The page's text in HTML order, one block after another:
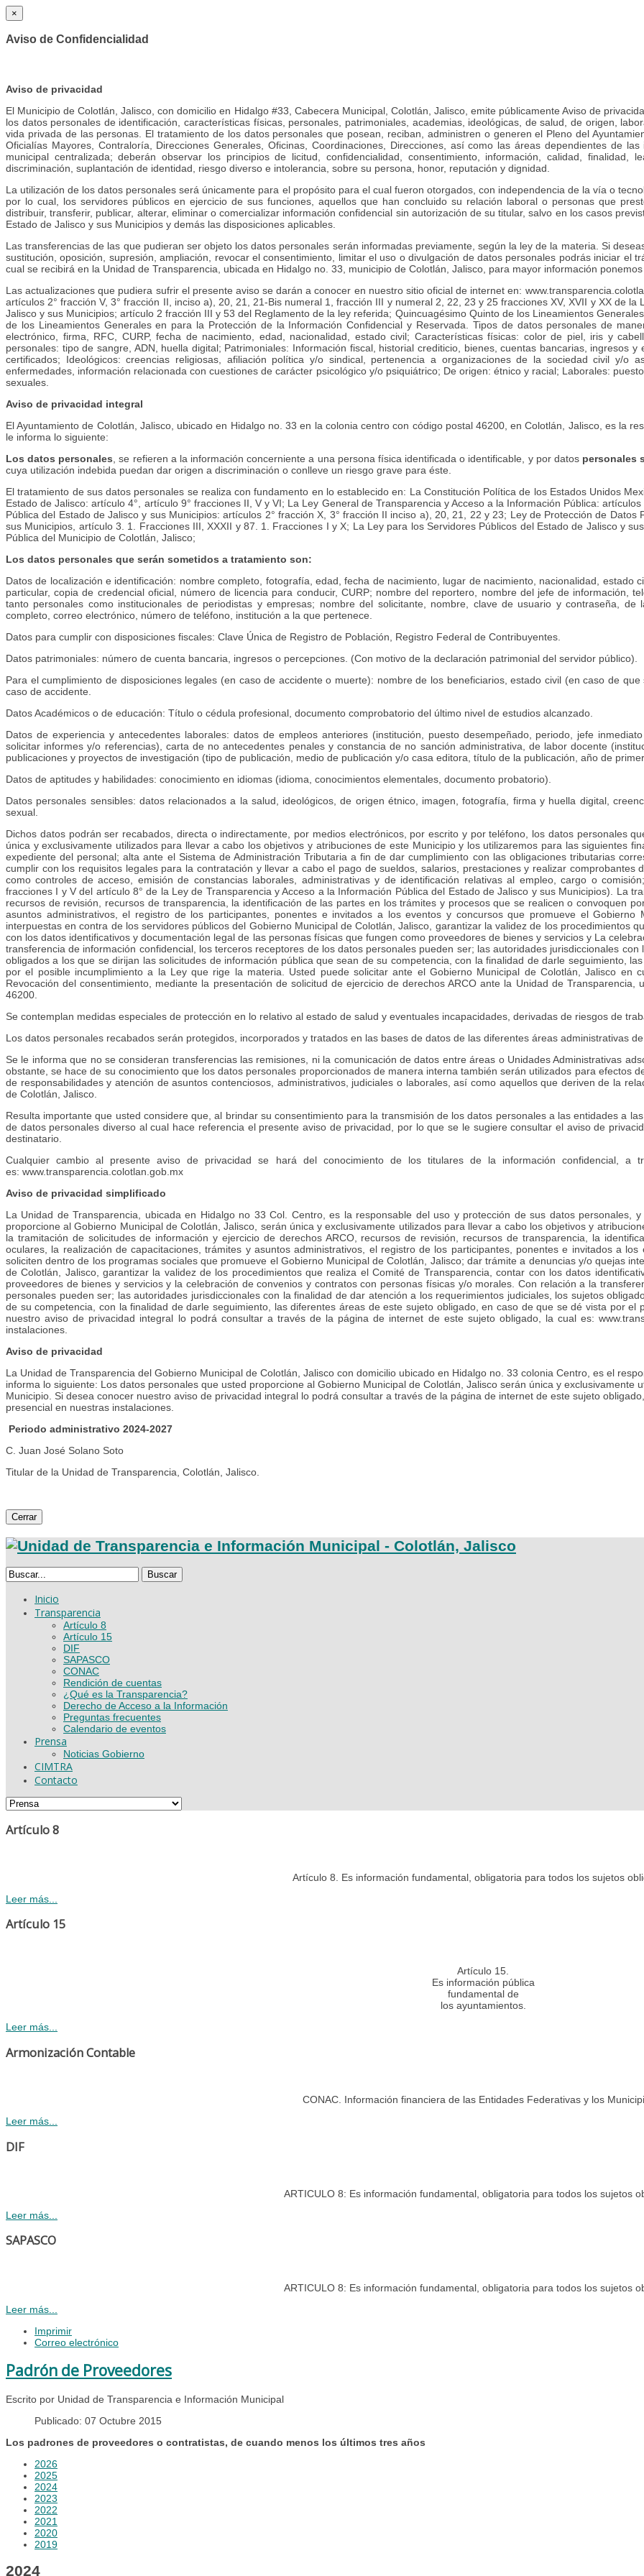
×
Aviso de Confidencialidad
Aviso de privacidad
El Municipio de Colotlán, Jalisco, con domicilio en Hidalgo #33, Cabecera Municipal, Colotlán, Jalisco, emite públicamente Aviso de
los datos personales de identificación, características físicas, personales, patrimoniales, academias, ideológicas, de salud, de origen,
vida privada de las personas. El tratamiento de los datos personales que posean, reciban, administren o generen el Pleno del
Oficialías Mayores, Contraloría, Direcciones Generales, Oficinas, Coordinaciones, Direcciones, así como las áreas dependientes de
municipal centralizada; deberán observar los principios de licitud, confidencialidad, consentimiento, información, calidad, finalidad,
discriminación, suplantación de identidad, riesgo diverso e intolerancia, sobre su persona, honor, reputación y dignidad.
La utilización de los datos personales será únicamente para el propósito para el cual fueron otorgados, con independencia de la vía o
por lo cual, los servidores públicos en ejercicio de sus funciones, aquellos que han concluido su relación laboral o personas que
distribuir, transferir, publicar, alterar, eliminar o comercializar información confidencial sin autorización de su titular, salvo en los casos
Estado de Jalisco y sus Municipios y demás las disposiciones aplicables.
Las transferencias de las que pudieran ser objeto los datos personales serán informadas previamente, según la ley de la materia. Si
sustitución, oposición, supresión, ampliación, revocar el consentimiento, limitar el uso o divulgación de datos personales podrás iniciar el
cual se recibirá en la Unidad de Transparencia, ubicada en Hidalgo no. 33, municipio de Colotlán, Jalisco, para mayor información
Las actualizaciones que pudiera sufrir el presente aviso se darán a conocer en nuestro sitio oficial de internet en:
artículos 2° fracción V, 3° fracción II, inciso a), 20, 21, 21-Bis numeral 1, fracción III y numeral 2, 22, 23 y 25 fracciones XV, XVII y XX de
Jalisco y sus Municipios; artículo 2 fracción III y 53 del Reglamento de la ley referida; Quincuagésimo Quinto de los Lineamientos
de los Lineamientos Generales en para la Protección de la Información Confidencial y Reservada. Tipos de datos personales de
electrónico, firma, RFC, CURP, fecha de nacimiento, edad, nacionalidad, estado civil; Características físicas: color de piel, iris y
personales: tipo de sangre, ADN, huella digital; Patrimoniales: Información fiscal, historial crediticio, bienes, cuentas bancarias, ingresos
certificados; Ideológicos: creencias religiosas, afiliación política y/o sindical, pertenencia a organizaciones de la sociedad civil y/o
enfermedades, información relacionada con cuestiones de carácter psicológico y/o psiquiátrico; De origen: étnico y racial; Laborales:
sexuales.
Aviso de privacidad integral
El Ayuntamiento de Colotlán, Jalisco, ubicado en Hidalgo no. 33 en la colonia centro con código postal 46200, en Colotlán, Jalisco, es la
le informa lo siguiente:
Los datos personales , se refieren a la información concerniente a una persona física identificada o identificable, y por datos personales
cuya utilización indebida puedan dar origen a discriminación o conlleve un riesgo grave para éste.
El tratamiento de sus datos personales se realiza con fundamento en lo establecido en: La Constitución Política de los Estados Unidos
Estado de Jalisco: artículo 4°, artículo 9° fracciones II, V y VI; La Ley General de Transparencia y Acceso a la Información Pública:
Pública del Estado de Jalisco y sus Municipios: artículos 2° fracción X, 3° fracción II inciso a), 20, 21, 22 y 23; Ley de Protección de
sus Municipios, artículo 3. 1. Fracciones III, XXXII y 87. 1. Fracciones I y X; La Ley para los Servidores Públicos del Estado de Jalisco y
Pública del Municipio de Colotlán, Jalisco;
Los datos personales que serán sometidos a tratamiento son:
Datos de localización e identificación: nombre completo, fotografía, edad, fecha de nacimiento, lugar de nacimiento, nacionalidad, estado
particular, copia de credencial oficial, número de licencia para conducir, CURP; nombre del reportero, nombre del jefe de información,
tanto personales como institucionales de periodistas y empresas; nombre del solicitante, nombre, clave de usuario y contraseña,
completo, correo electrónico, número de teléfono, institución a la que pertenece.
Datos para cumplir con disposiciones fiscales: Clave Única de Registro de Población, Registro Federal de Contribuyentes.
Datos patrimoniales: número de cuenta bancaria, ingresos o percepciones. (Con motivo de la declaración patrimonial del servidor público).
Para el cumplimiento de disposiciones legales (en caso de accidente o muerte): nombre de los beneficiarios, estado civil (en caso de
caso de accidente.
Datos Académicos o de educación: Título o cédula profesional, documento comprobatorio del último nivel de estudios alcanzado.
Datos de experiencia y antecedentes laborales: datos de empleos anteriores (institución, puesto desempeñado, periodo, jefe
solicitar informes y/o referencias), carta de no antecedentes penales y constancia de no sanción administrativa, de labor docente
publicaciones y proyectos de investigación (tipo de publicación, medio de publicación y/o casa editora, título de la publicación, año de
Datos de aptitudes y habilidades: conocimiento en idiomas (idioma, conocimientos elementales, documento probatorio).
Datos personales sensibles: datos relacionados a la salud, ideológicos, de origen étnico, imagen, fotografía, firma y huella digital,
sexual.
Dichos datos podrán ser recabados, directa o indirectamente, por medios electrónicos, por escrito y por teléfono, los datos personales
única y exclusivamente utilizados para llevar a cabo los objetivos y atribuciones de este Municipio y los utilizaremos para las siguientes
expediente del personal; alta ante el Sistema de Administración Tributaria a fin de dar cumplimiento con las obligaciones tributarias
cumplir con los requisitos legales para la contratación y llevar a cabo el pago de sueldos, salarios, prestaciones y realizar
como controles de acceso, emisión de constancias laborales, administrativas y de identificación relativas al empleo, cargo o
fracciones I y V del artículo 8° de la Ley de Transparencia y Acceso a la Información Pública del Estado de Jalisco y sus Municipios). La
recursos de revisión, recursos de transparencia, la identificación de las partes en los trámites y procesos que se realicen o convoquen
asuntos administrativos, el registro de los participantes, ponentes e invitados a los eventos y concursos que promueve el
interpuestas en contra de los servidores públicos del Gobierno Municipal de Colotlán, Jalisco, garantizar la validez de los procedimientos
con los datos identificativos y documentación legal de las personas físicas que fungen como proveedores de bienes y servicios y La
transferencia de información confidencial, los terceros receptores de los datos personales pueden ser; las autoridades jurisdiccionales
obligados a los que se dirijan las solicitudes de información pública que sean de su competencia, con la finalidad de darle seguimiento,
por el posible incumplimiento a la Ley que rige la materia. Usted puede solicitar ante el Gobierno Municipal de Colotlán, Jalisco en
Revocación del consentimiento, mediante la presentación de solicitud de ejercicio de derechos ARCO ante la Unidad de
46200.
Se contemplan medidas especiales de protección en lo relativo al estado de salud y eventuales incapacidades, derivadas de riesgos de
Los datos personales recabados serán protegidos, incorporados y tratados en las bases de datos de las diferentes áreas administrativas de
Se le informa que no se consideran transferencias las remisiones, ni la comunicación de datos entre áreas o Unidades Administrativas
obstante, se hace de su conocimiento que los datos personales proporcionados de manera interna también serán utilizados para efectos
de responsabilidades y atención de asuntos contenciosos, administrativos, judiciales o laborales, así como aquellos que deriven de la
de Colotlán, Jalisco.
Resulta importante que usted considere que, al brindar su consentimiento para la transmisión de los datos personales a las entidades a
de datos personales diverso al cual hace referencia el presente aviso de privacidad, por lo que se le sugiere consultar el aviso de
destinatario.
Cualquier cambio al presente aviso de privacidad se hará del conocimiento de los titulares de la información confidencial,
es: www.transparencia.colotlan.gob.mx
Aviso de privacidad simplificado
La Unidad de Transparencia, ubicada en Hidalgo no 33 Col. Centro, es la responsable del uso y protección de sus datos personales,
proporcione al Gobierno Municipal de Colotlán, Jalisco, serán única y exclusivamente utilizados para llevar a cabo los objetivos y
la tramitación de solicitudes de información y ejercicio de derechos ARCO, recursos de revisión, recursos de transparencia, la
oculares, la realización de capacitaciones, trámites y asuntos administrativos, el registro de los participantes, ponentes e invitados a
soliciten dentro de los programas sociales que promueve el Gobierno Municipal de Colotlán, Jalisco; dar trámite a denuncias y/o quejas
de Colotlán, Jalisco, garantizar la validez de los procedimientos que realiza el Comité de Transparencia, contar con los datos
proveedores de bienes y servicios y la celebración de convenios y contratos con personas físicas y/o morales. Con relación a la
personales pueden ser; las autoridades jurisdiccionales con la finalidad de dar atención a los requerimientos judiciales, los sujetos
de su competencia, con la finalidad de darle seguimiento, las diferentes áreas de este sujeto obligado, en caso de que se dé vista por
nuestro aviso de privacidad integral lo podrá consultar a través de la página de internet de este sujeto obligado, la cual es:
instalaciones.
Aviso de privacidad
La Unidad de Transparencia del Gobierno Municipal de Colotlán, Jalisco con domicilio ubicado en Hidalgo no. 33 colonia Centro, es el
informa lo siguiente: Los datos personales que usted proporcione al Gobierno Municipal de Colotlán, Jalisco serán única y exclusivamente
Municipio. Si desea conocer nuestro aviso de privacidad integral lo podrá consultar a través de la página de internet de este sujeto
presencial en nuestras instalaciones.
Periodo administrativo 2024-2027
C. Juan José Solano Soto
Titular de la Unidad de Transparencia, Colotlán, Jalisco.
Cerrar
Buscar
Inicio
Transparencia
Artículo 8
Artículo 15
DIF
SAPASCO
CONAC
Rendición de cuentas
¿Qué es la Transparencia?
Derecho de Acceso a la Información
Preguntas frecuentes
Calendario de eventos
Prensa
Noticias Gobierno
CIMTRA
Contacto
Artículo 8
Artículo 8. Es información fundamental, obligatoria para todos los sujetos
Leer más...
Artículo 15
Artículo 15.
Es información pública
fundamental de
los ayuntamientos.
Leer más...
Armonización Contable
CONAC. Información financiera de las Entidades Federativas y los
Leer más...
DIF
ARTICULO 8: Es información fundamental, obligatoria para todos los sujetos
Leer más...
SAPASCO
ARTICULO 8: Es información fundamental, obligatoria para todos los sujetos
Leer más...
Imprimir
Correo electrónico
Padrón de Proveedores
Escrito por Unidad de Transparencia e Información Municipal
Publicado: 07 Octubre 2015
Los padrones de proveedores o contratistas, de cuando menos los últimos tres años
2026
2025
2024
2023
2022
2021
2020
2019
2024